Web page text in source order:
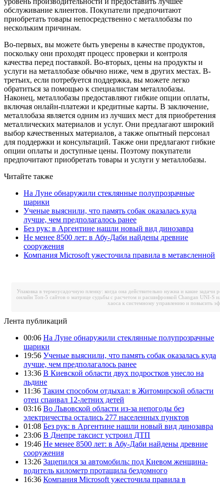
обслуживание клиентов. Покупатели предпочитают
приобретать товары непосредственно с металлобазы по
нескольким причинам.
Во-первых, вы можете быть уверены в качестве продуктов,
поскольку они проходят процесс проверки и контроля
качества перед поставкой. Во-вторых, цены на продукты и
услуги на металлобазе обычно ниже, чем в других местах. В-
третьих, если потребуется поддержка, вы можете легко
обратиться за помощью к специалистам металлобазы.
Наконец, металлобазы предоставляют гибкие опции оплаты,
включая онлайн-платежи и кредитные карты. В заключение,
металлобаза является одним из лучших мест для приобретения
металлических материалов и услуг. Они предлагают широкий
выбор качественных материалов, а также опытный персонал
для поддержки и консультаций. Также они предлагают гибкие
опции оплаты и доступные цены. Поэтому покупатели
предпочитают приобретать товары и услуги у металлобазы.
Читайте также
На Луне обнаружили стеклянные полупрозрачные
шарики
Ученые выяснили, что память собак оказалась куда
лучше, чем предполагалось ранее
Без рук: в Аргентине нашли новый вид динозавра
Не менее 8500 лет: в Абу-Даби найдены древние
сооружения
Компания Microsoft ужесточила правила в метавсленной
Упаковка в термоусадочную пленку: когда она действительно нужна и какие задачи
онлайн Топ-5 сайтов о матрице судьбы с расчетом и расшифровкой Changan UNI-S
хаоса к системному управлению и повысить
Лента публикаций
00:06 На Луне обнаружили стеклянные полупрозрачные
шарики
19:56 Ученые выяснили, что память собак оказалась куда
лучше, чем предполагалось ранее
13:36 В Киевской области двух подростков унесло на
льдине
11:36 Таким способом отдыхал: в Житомирской области
отец спаивал 12-летних детей
03:16 Во Львовской области из-за непогоды без
электричества остались 277 населенных пунктов
01:08 Без рук: в Аргентине нашли новый вид динозавра
23:06 В Днепре таксист устроил ДТП
19:46 Не менее 8500 лет: в Абу-Даби найдены древние
сооружения
13:26 Зацепился за автомобиль: под Киевом женщина-
водитель километр протащила бездомного
16:36 Компания Microsoft ужесточила правила в